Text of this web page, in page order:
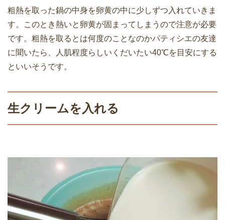
粗熱を取った鍋の中身を卵黄の中に少しずつ入れていきま
す。このとき熱いと卵黄が固まってしまうので注意が必要
です。粗熱を取るとは何度のことなのかパティシエの友達
に聞いたら、人肌程度らしいくだいたい40℃を目安にする
といいそうです。
生クリームを入れる